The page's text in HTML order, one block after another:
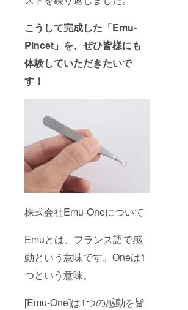
こうして完成した「Emu-
Pincet」を、ぜひ皆様にも
体験していただきたいで
す！
株式会社Emu-Oneについて
Emuとは、フランス語で感
動という意味です。Oneは1
つという意味。
[Emu-One]は1つの感動を皆